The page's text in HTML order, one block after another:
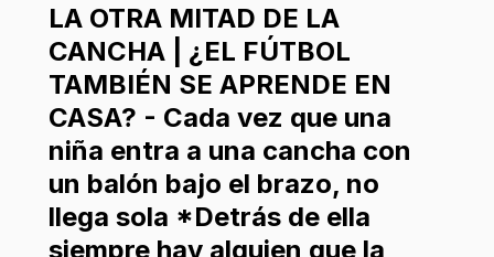
LA OTRA MITAD DE LA
CANCHA | ¿EL FÚTBOL
TAMBIÉN SE APRENDE EN
CASA? - Cada vez que una
niña entra a una cancha con
un balón bajo el brazo, no
llega sola *Detrás de ella
siempre hay alguien que la